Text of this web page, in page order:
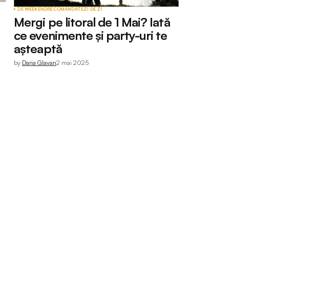
DE WEEKENDRECOMANDATEZI DE ZI
Mergi pe litoral de 1 Mai? Iată
ce evenimente și party-uri te
așteaptă
by Daria Glavan2 mai 2025